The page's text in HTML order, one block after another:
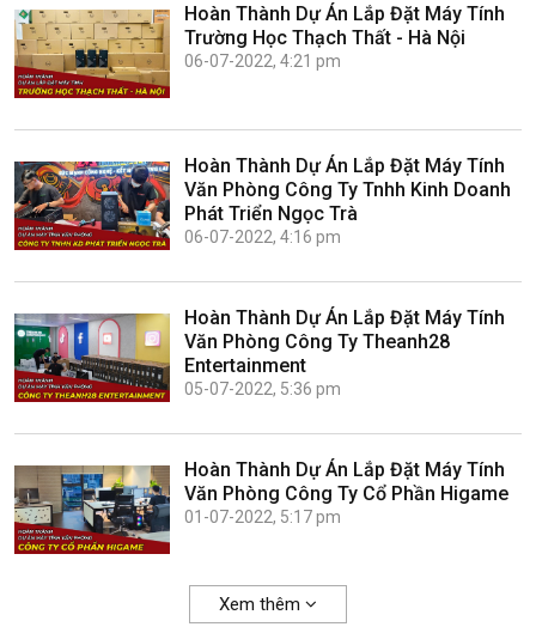
Hoàn Thành Dự Án Lắp Đặt Máy Tính
Trường Học Thạch Thất - Hà Nội
06-07-2022, 4:21 pm
Hoàn Thành Dự Án Lắp Đặt Máy Tính
Văn Phòng Công Ty Tnhh Kinh Doanh
Phát Triển Ngọc Trà
06-07-2022, 4:16 pm
Hoàn Thành Dự Án Lắp Đặt Máy Tính
Văn Phòng Công Ty Theanh28
Entertainment
05-07-2022, 5:36 pm
Hoàn Thành Dự Án Lắp Đặt Máy Tính
Văn Phòng Công Ty Cổ Phần Higame
01-07-2022, 5:17 pm
Xem thêm